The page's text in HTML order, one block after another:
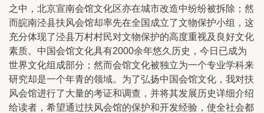
之中，北京宣南会馆文化区亦在城市改造中纷纷被拆除；然
而皖南泾县扶风会馆却率先在全国成立了文物保护小组，这
充分体现了泾县万村村民对文物保护的高度重视及良好文化
素质。中国会馆文化具有2000余年悠久历史，今日已成为
世界文化组成部分；然而会馆文化被独立为一个专业学科来
研究却是一个年青的领域。为了弘扬中国会馆文化，我对扶
风会馆进行了大量的考证和调查，并将其发展历史详细介绍
给读者，希望通过扶风会馆的保护和开发经验，使全社会都